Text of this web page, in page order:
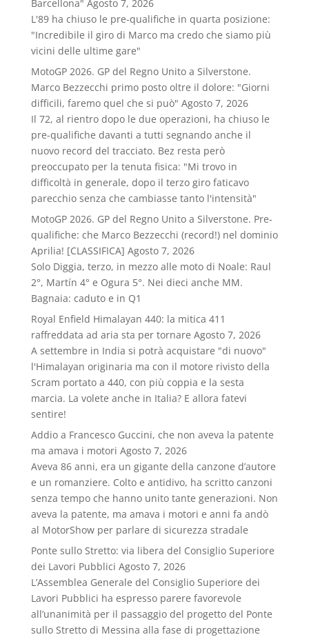
Barcellona" Agosto 7, 2026
L'89 ha chiuso le pre-qualifiche in quarta posizione:
"Incredibile il giro di Marco ma credo che siamo più
vicini delle ultime gare"
MotoGP 2026. GP del Regno Unito a Silverstone.
Marco Bezzecchi primo posto oltre il dolore: "Giorni
difficili, faremo quel che si può" Agosto 7, 2026
Il 72, al rientro dopo le due operazioni, ha chiuso le
pre-qualifiche davanti a tutti segnando anche il
nuovo record del tracciato. Bez resta però
preoccupato per la tenuta fisica: "Mi trovo in
difficoltà in generale, dopo il terzo giro faticavo
parecchio senza che cambiasse tanto l'intensità"
MotoGP 2026. GP del Regno Unito a Silverstone. Pre-
qualifiche: che Marco Bezzecchi (record!) nel dominio
Aprilia! [CLASSIFICA] Agosto 7, 2026
Solo Diggia, terzo, in mezzo alle moto di Noale: Raul
2°, Martín 4° e Ogura 5°. Nei dieci anche MM.
Bagnaia: caduto e in Q1
Royal Enfield Himalayan 440: la mitica 411
raffreddata ad aria sta per tornare Agosto 7, 2026
A settembre in India si potrà acquistare "di nuovo"
l'Himalayan originaria ma con il motore rivisto della
Scram portato a 440, con più coppia e la sesta
marcia. La volete anche in Italia? E allora fatevi
sentire!
Addio a Francesco Guccini, che non aveva la patente
ma amava i motori Agosto 7, 2026
Aveva 86 anni, era un gigante della canzone d’autore
e un romanziere. Colto e antidivo, ha scritto canzoni
senza tempo che hanno unito tante generazioni. Non
aveva la patente, ma amava i motori e anni fa andò
al MotorShow per parlare di sicurezza stradale
Ponte sullo Stretto: via libera del Consiglio Superiore
dei Lavori Pubblici Agosto 7, 2026
L’Assemblea Generale del Consiglio Superiore dei
Lavori Pubblici ha espresso parere favorevole
all’unanimità per il passaggio del progetto del Ponte
sullo Stretto di Messina alla fase di progettazione